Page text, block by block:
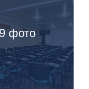
фото